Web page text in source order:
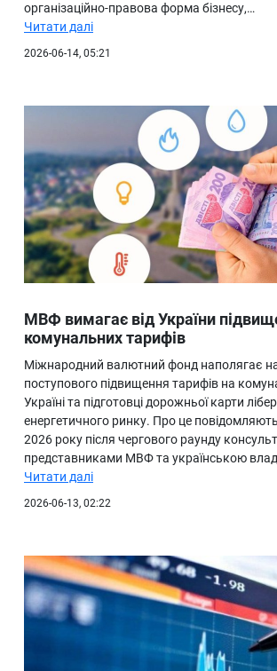
організаційно-правова форма бізнесу,…
Читати далі
2026-06-14, 05:21
МВФ вимагає від України
комунальних тарифів
Міжнародний валютний фонд наполягає на
поступового підвищення тарифів на
Україні та підготовці дорожньої карти
енергетичного ринку. Про це
2026 року після чергового раунду
представниками МВФ та українською
Читати далі
2026-06-13, 02:22